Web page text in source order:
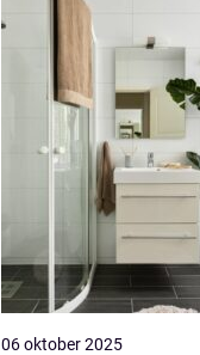
06 oktober 2025